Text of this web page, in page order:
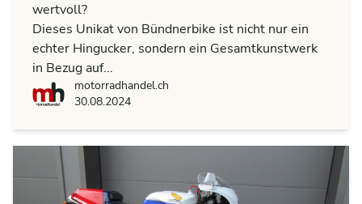
wertvoll?
Dieses Unikat von Bündnerbike ist nicht nur ein
echter Hingucker, sondern ein Gesamtkunstwerk
in Bezug auf...
motorradhandel.ch
motorradhandel.ch
30.08.2024